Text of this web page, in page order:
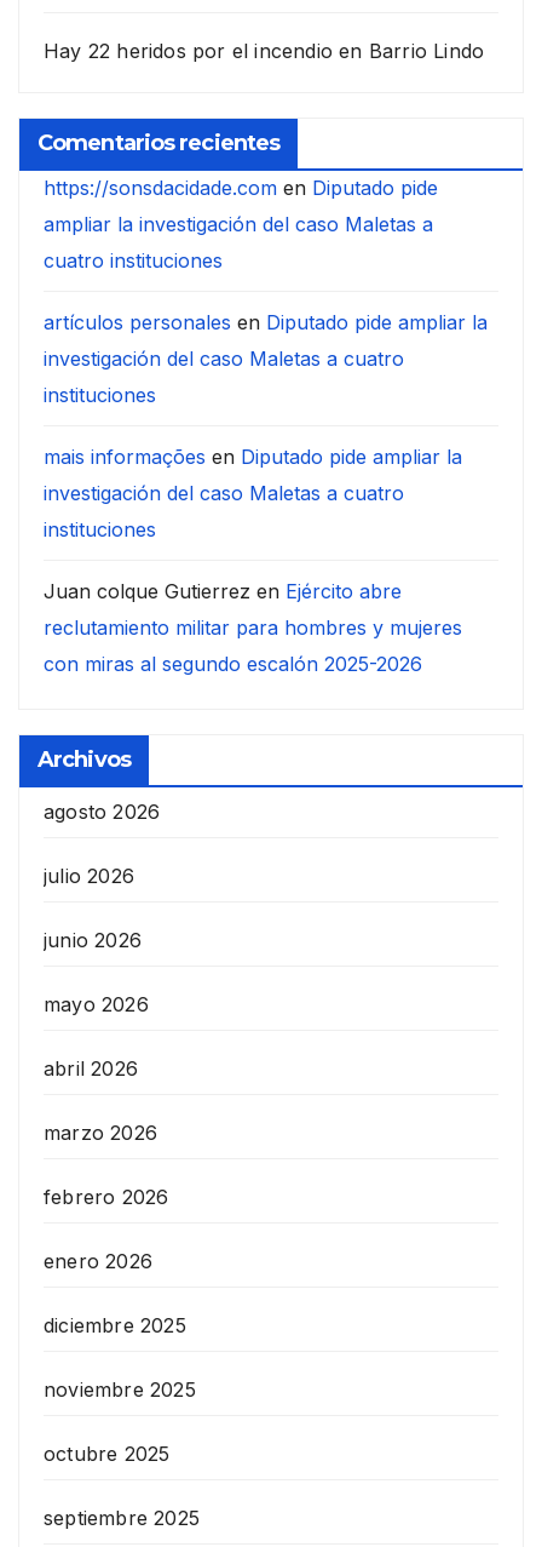
Hay 22 heridos por el incendio en Barrio Lindo
Comentarios recientes
https://sonsdacidade.com en Diputado pide
ampliar la investigación del caso Maletas a
cuatro instituciones
artículos personales en Diputado pide ampliar la
investigación del caso Maletas a cuatro
instituciones
mais informações en Diputado pide ampliar la
investigación del caso Maletas a cuatro
instituciones
Juan colque Gutierrez en Ejército abre
reclutamiento militar para hombres y mujeres
con miras al segundo escalón 2025-2026
Archivos
agosto 2026
julio 2026
junio 2026
mayo 2026
abril 2026
marzo 2026
febrero 2026
enero 2026
diciembre 2025
noviembre 2025
octubre 2025
septiembre 2025